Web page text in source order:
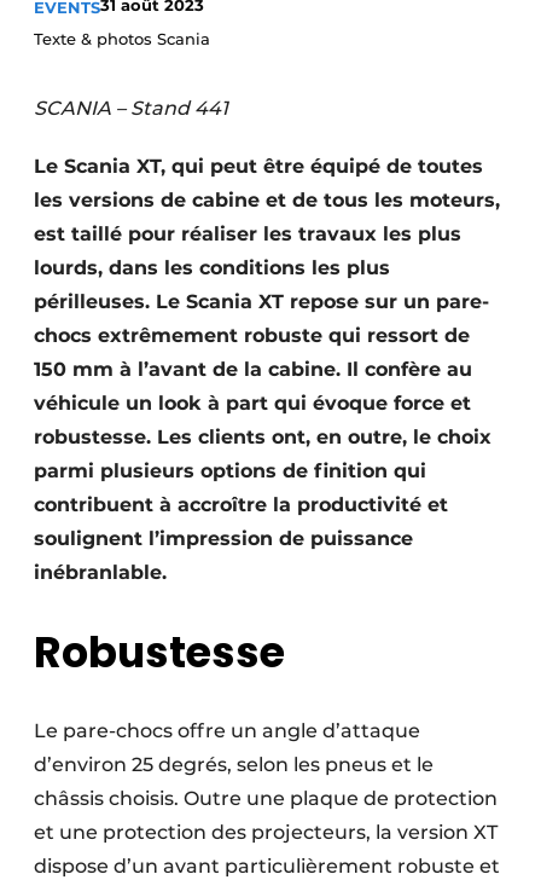
Construction bois
Contrôle d’accès
Éclairage
Fondations
Façades
Géotextiles
Infrastructures souterraines et égouttage
Protection solaire
Sécurité incendie
Software
Techniques ferroviaires
Travaux ferroviaires
EVENTS31 août 2023
Texte & photos Scania
SCANIA – Stand 441
Le Scania XT, qui peut être équipé de toutes
les versions de cabine et de tous les moteurs,
est taillé pour réaliser les travaux les plus
lourds, dans les conditions les plus
périlleuses. Le Scania XT repose sur un pare-
chocs extrêmement robuste qui ressort de
150 mm à l’avant de la cabine. Il confère au
véhicule un look à part qui évoque force et
robustesse. Les clients ont, en outre, le choix
parmi plusieurs options de finition qui
contribuent à accroître la productivité et
soulignent l’impression de puissance
inébranlable.
Robustesse
Le pare-chocs offre un angle d’attaque
d’environ 25 degrés, selon les pneus et le
châssis choisis. Outre une plaque de protection
et une protection des projecteurs, la version XT
dispose d’un avant particulièrement robuste et